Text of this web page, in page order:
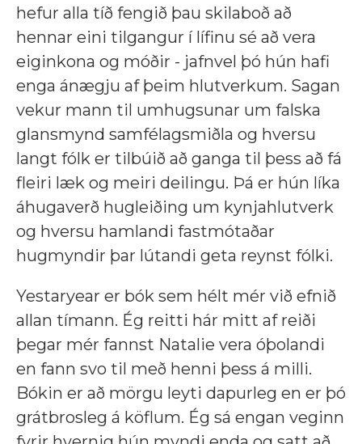
hefur alla tíð fengið þau skilaboð að
hennar eini tilgangur í lífinu sé að vera
eiginkona og móðir - jafnvel þó hún hafi
enga ánægju af þeim hlutverkum. Sagan
vekur mann til umhugsunar um falska
glansmynd samfélagsmiðla og hversu
langt fólk er tilbúið að ganga til þess að fá
fleiri læk og meiri deilingu. Þá er hún líka
áhugaverð hugleiðing um kynjahlutverk
og hversu hamlandi fastmótaðar
hugmyndir þar lútandi geta reynst fólki.
Yestaryear er bók sem hélt mér við efnið
allan tímann. Ég reitti hár mitt af reiði
þegar mér fannst Natalie vera óþolandi
en fann svo til með henni þess á milli.
Bókin er að mörgu leyti dapurleg en er þó
grátbrosleg á köflum. Ég sá engan veginn